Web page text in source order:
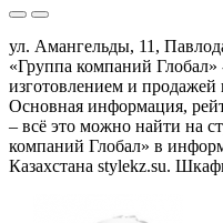
ул. Амангельды, 11,
«Группа компаний Глобал»
изготовлением и
Основная информация,
– всё это можно найти на
компаний Глобал» в
Казахстана stylekz.su.